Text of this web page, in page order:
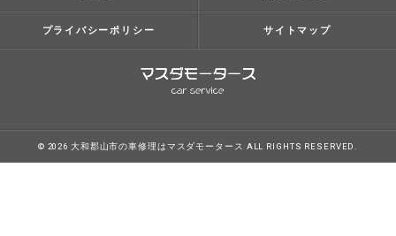
プライバシーポリシー サイトマップ
© 2026 大和郡山市の車修理はマスダモータース ALL RIGHTS RESERVED.